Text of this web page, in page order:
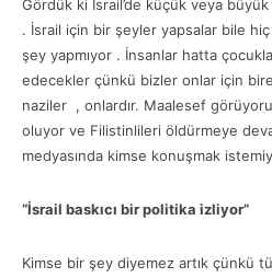
Gördük ki İsrail’de küçük veya
. İsrail için bir şeyler yapsalar bile
şey yapmıyor . İnsanlar hatta
edecekler çünkü bizler onlar için
naziler , onlardır. Maalesef
oluyor ve Filistinlileri öldürmeye
medyasında kimse konuşmak
“İsrail baskıcı bir politika izliyor”
Kimse bir şey diyemez artık çünkü